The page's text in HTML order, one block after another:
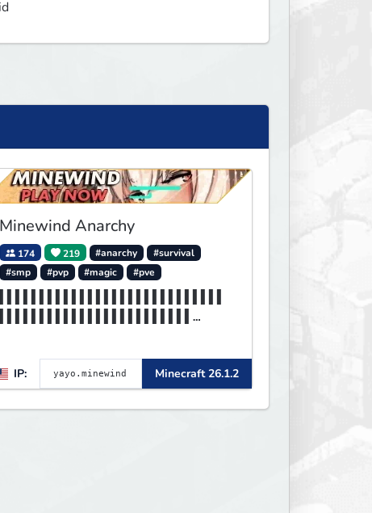
Minewind Anarchy
174 219 #anarchy
#survival
#smp
#pvp #magic #pve
▌▌▌▌▌▌▌▌▌▌▌▌▌▌▌▌▌▌▌▌▌▌▌▌
▌▌▌▌▌▌▌▌▌▌▌▌▌▌▌▌▌▌▌▌▌▌▌▌
IP:
Minecraft 26.1.2